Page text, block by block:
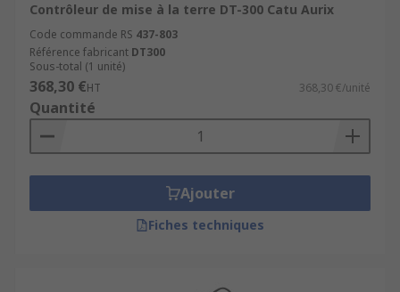
Contrôleur de mise à la terre DT-300 Catu Aurix
Code commande RS 437-803
Référence fabricant DT300
Sous-total (1 unité)
368,30 €HT 368,30 €/unité
Quantité
Ajouter
Fiches techniques